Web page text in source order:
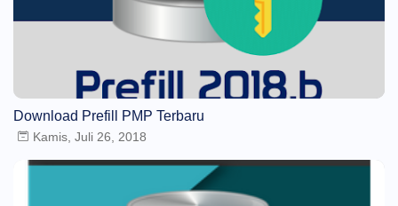
Download Prefill PMP Terbaru
Kamis, Juli 26, 2018